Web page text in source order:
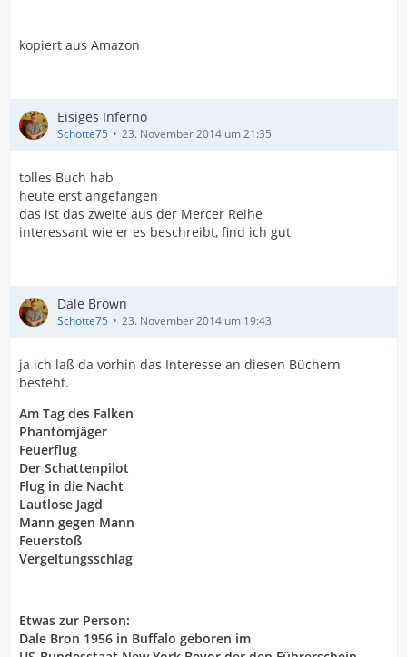
kopiert aus Amazon
Eisiges Inferno
Schotte75 23. November 2014 um 21:35
tolles Buch hab
heute erst angefangen
das ist das zweite aus der Mercer Reihe
interessant wie er es beschreibt, find ich gut
Dale Brown
Schotte75 23. November 2014 um 19:43
ja ich laß da vorhin das Interesse an diesen Büchern
besteht.
Am Tag des Falken
Phantomjäger
Feuerflug
Der Schattenpilot
Flug in die Nacht
Lautlose Jagd
Mann gegen Mann
Feuerstoß
Vergeltungsschlag
Etwas zur Person:
Dale Bron 1956 in Buffalo geboren im